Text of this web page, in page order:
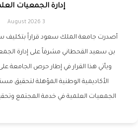
إدارة الجمعيات
3 August 2026
أصدرت جامعة الملك سعود قراراً بتكليف
بن سعيد القحطاني مشرفاً على إدارة
ويأتي هذا القرار في إطار حرص الجامعة
الأكاديمية الوطنية المؤهلة لتحقيق
الجمعيات العلمية في خدمة المجتمع